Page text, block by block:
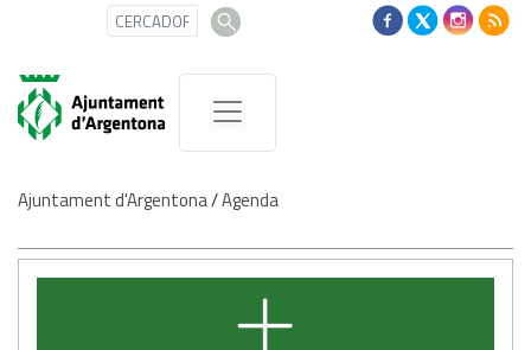
Ajuntament d'Argentona/Agenda